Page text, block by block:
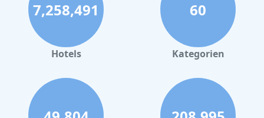
7,258,491
Hotels
60
Kategorien